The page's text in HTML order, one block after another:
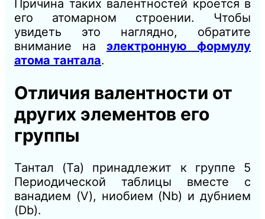
Причина таких валентностей кроется в
его атомарном строении. Чтобы
увидеть это наглядно, обратите
внимание на электронную формулу
атома тантала.
Отличия валентности от
других элементов его
группы
Тантал (Ta) принадлежит к группе 5
Периодической таблицы вместе с
ванадием (V), ниобием (Nb) и дубнием
(Db).